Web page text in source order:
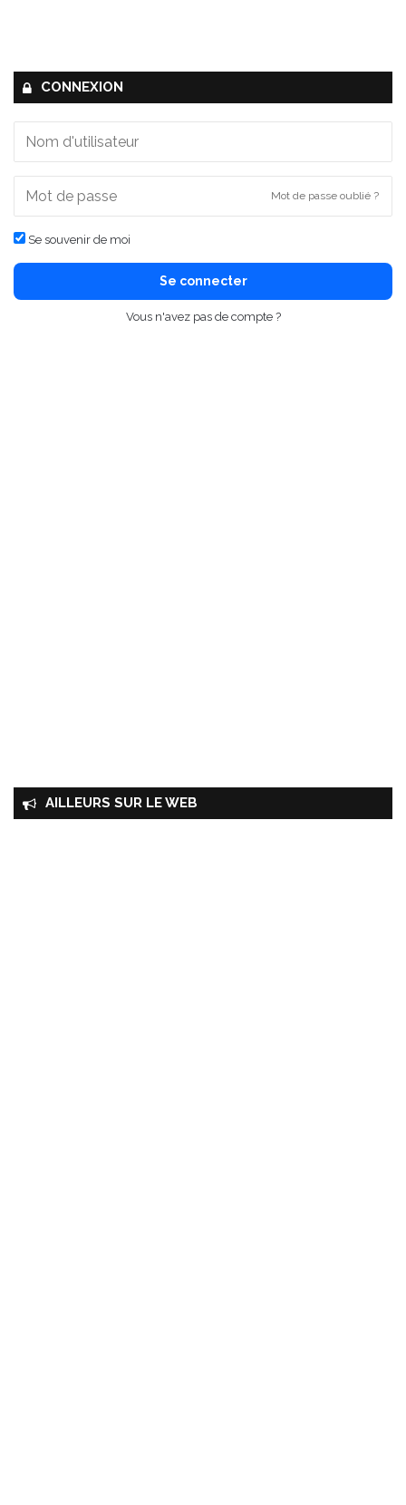
CONNEXION
Mot de passe oublié ?
Se souvenir de moi
Se connecter
Vous n'avez pas de compte ?
AILLEURS SUR LE WEB